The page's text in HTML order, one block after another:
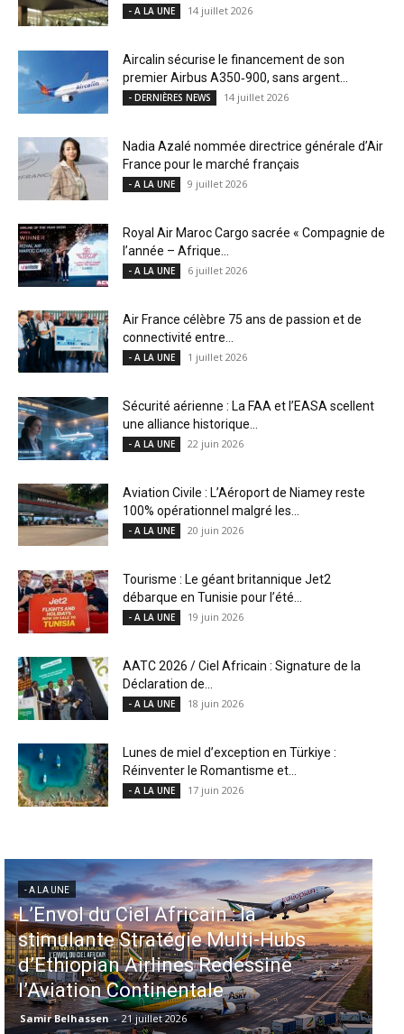
- A LA UNE 14 juillet 2026
Aircalin sécurise le financement de son
premier Airbus A350‑900, sans argent...
- DERNIÈRES NEWS 14 juillet 2026
Nadia Azalé nommée directrice générale d’Air
France pour le marché français
- A LA UNE 9 juillet 2026
Royal Air Maroc Cargo sacrée « Compagnie de
l’année – Afrique...
- A LA UNE 6 juillet 2026
Air France célèbre 75 ans de passion et de
connectivité entre...
- A LA UNE 1 juillet 2026
Sécurité aérienne : La FAA et l’EASA scellent
une alliance historique...
- A LA UNE 22 juin 2026
Aviation Civile : L’Aéroport de Niamey reste
100% opérationnel malgré les...
- A LA UNE 20 juin 2026
Tourisme : Le géant britannique Jet2
débarque en Tunisie pour l’été...
- A LA UNE 19 juin 2026
AATC 2026 / Ciel Africain : Signature de la
Déclaration de...
- A LA UNE 18 juin 2026
Lunes de miel d’exception en Türkiye :
Réinventer le Romantisme et...
- A LA UNE 17 juin 2026
- A LA UNE
Aéroports US : les États-Unis
injectent 870 millions de dollars
dans 339 projets, Los Angeles et
Miami en tête
Samir Belhassen - 6 août 2026